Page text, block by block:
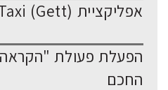
אפליקציית Get Taxi (Gett)
הפעלת פעולת
החכם